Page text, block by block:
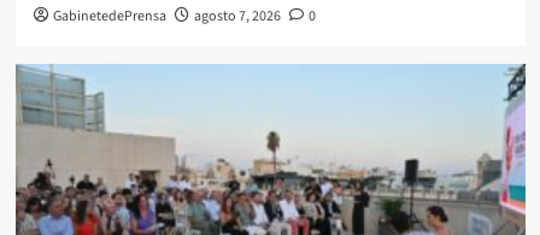
GabinetedePrensa agosto 7, 2026 0